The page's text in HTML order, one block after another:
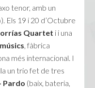
tenor, amb un
Els 19 i 20 d’Octubre
Quartet i i una
, fàbrica
més internacional. I
un trio fet de tres
Pardo (baix, bateria,